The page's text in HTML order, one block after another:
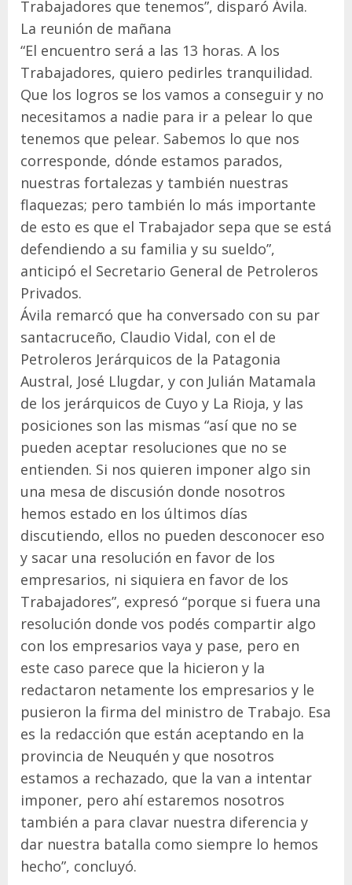
Trabajadores que tenemos”, disparó Ávila.
La reunión de mañana
“El encuentro será a las 13 horas. A los
Trabajadores, quiero pedirles tranquilidad.
Que los logros se los vamos a conseguir y no
necesitamos a nadie para ir a pelear lo que
tenemos que pelear. Sabemos lo que nos
corresponde, dónde estamos parados,
nuestras fortalezas y también nuestras
flaquezas; pero también lo más importante
de esto es que el Trabajador sepa que se está
defendiendo a su familia y su sueldo”,
anticipó el Secretario General de Petroleros
Privados.
Ávila remarcó que ha conversado con su par
santacruceño, Claudio Vidal, con el de
Petroleros Jerárquicos de la Patagonia
Austral, José Llugdar, y con Julián Matamala
de los jerárquicos de Cuyo y La Rioja, y las
posiciones son las mismas “así que no se
pueden aceptar resoluciones que no se
entienden. Si nos quieren imponer algo sin
una mesa de discusión donde nosotros
hemos estado en los últimos días
discutiendo, ellos no pueden desconocer eso
y sacar una resolución en favor de los
empresarios, ni siquiera en favor de los
Trabajadores”, expresó “porque si fuera una
resolución donde vos podés compartir algo
con los empresarios vaya y pase, pero en
este caso parece que la hicieron y la
redactaron netamente los empresarios y le
pusieron la firma del ministro de Trabajo. Esa
es la redacción que están aceptando en la
provincia de Neuquén y que nosotros
estamos a rechazado, que la van a intentar
imponer, pero ahí estaremos nosotros
también a para clavar nuestra diferencia y
dar nuestra batalla como siempre lo hemos
hecho”, concluyó.